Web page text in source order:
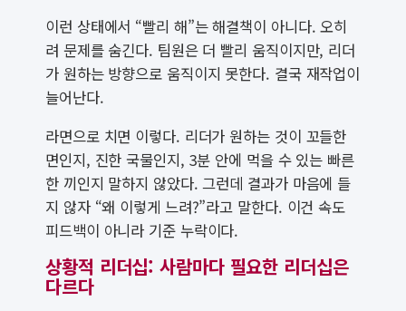
이런 상태에서 “빨리 해”는 해결책이 아니다. 오히
려 문제를 숨긴다. 팀원은 더 빨리 움직이지만, 리더
가 원하는 방향으로 움직이지 못한다. 결국 재작업이
늘어난다.
라면으로 치면 이렇다. 리더가 원하는 것이 꼬들한
면인지, 진한 국물인지, 3분 안에 먹을 수 있는 빠른
한 끼인지 말하지 않았다. 그런데 결과가 마음에 들
지 않자 “왜 이렇게 느려?”라고 말한다. 이건 속도
피드백이 아니라 기준 누락이다.
상황적 리더십: 사람마다 필요한 리더십은
다르다